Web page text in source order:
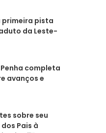
primeira pista
da Leste-
completa
avanços e
sobre seu
Pais à